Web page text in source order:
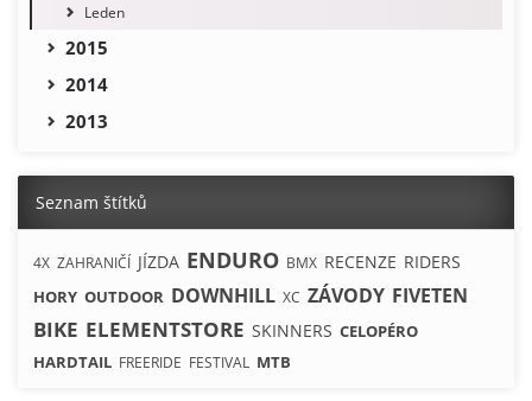
Leden
2015
2014
2013
Seznam štítků
4X ZAHRANIČÍ JÍZDA ENDURO BMX RECENZE RIDERS
HORY OUTDOOR DOWNHILL XC ZÁVODY FIVETEN
BIKE ELEMENTSTORE SKINNERS CELOPÉRO
HARDTAIL FREERIDE FESTIVAL MTB